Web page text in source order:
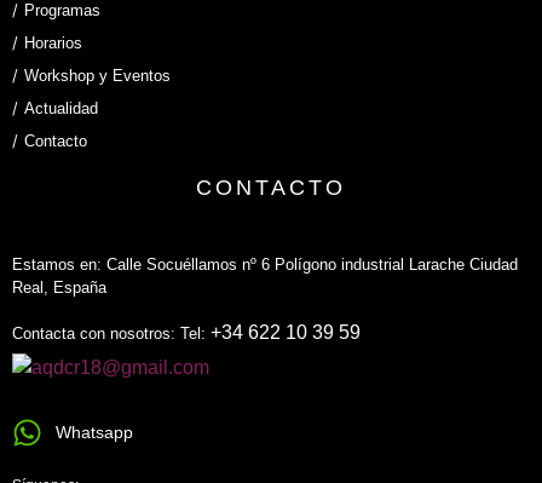
Programas
Horarios
Workshop y Eventos
Actualidad
Contacto
CONTACTO
Estamos en: Calle Socuéllamos nº 6 Polígono industrial Larache Ciudad
Real, España
Contacta con nosotros: Tel: +34 622 10 39 59
Whatsapp